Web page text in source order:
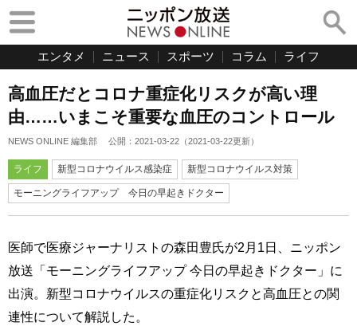
エンタメ ニュース スポーツ コラム ライフ
高血圧だとコロナ重症化リスクが高い理
由……いまこそ重要な血圧のコントロール
NEWS ONLINE 編集部 公開： 2021-03-22 （2021-03-22更新）
ライフ 新型コロナウイルス感染症 新型コロナウイルス対策
モーニングライフアップ 今日の早起きドクター
医師で医療ジャーナリストの森田豊氏が2月1日、ニッポン
放送「モーニングライフアップ 今日の早起きドクター」に
出演。新型コロナウイルスの重症化リスクと高血圧との関
連性について解説した。